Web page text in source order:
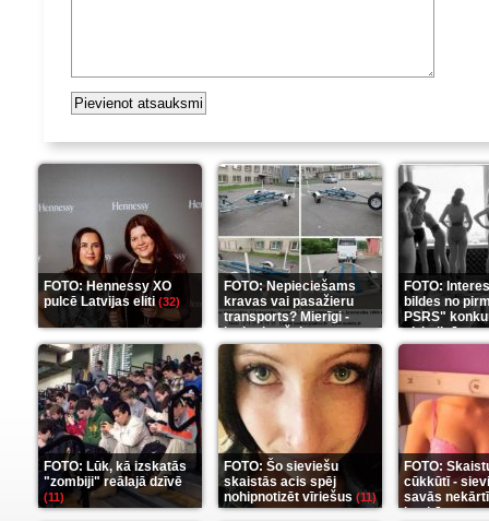
FOTO: Hennessy XO
pulcē Latvijas eliti(32)
FOTO: Nepieciešams
kravas vai pasažieru
transports? Mierīgi -
ieskaties šeit(35)
FOTO:
bildes no
PSRS"
aizkulisēm
FOTO: Lūk, kā izskatās
"zombiji" reālajā dzīvē
(11)
FOTO: Šo sieviešu
skaistās acis spēj
nohipnotizēt vīriešus (11)
FOTO:
cūkkūtī -
savās
istabās(12)